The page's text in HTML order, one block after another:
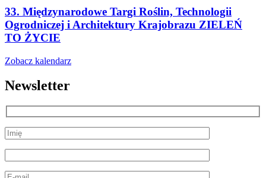
33. Międzynarodowe Targi Roślin, Technologii
Ogrodniczej i Architektury Krajobrazu ZIELEŃ
TO ŻYCIE
Zobacz kalendarz
Newsletter